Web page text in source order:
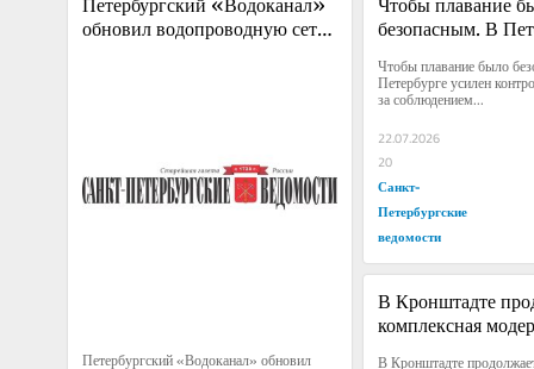
обновил водопроводную сеть
​Петербургский «Водоканал» обновил
безопасным. В
соблюдением
судоходства
Чтобы плавание было
Петербурге усилен
за соблюдением...
22.07.2026
20
Санкт-
Петербургские
ведомости
В Кронштадте
комплексная
В Кронштадте